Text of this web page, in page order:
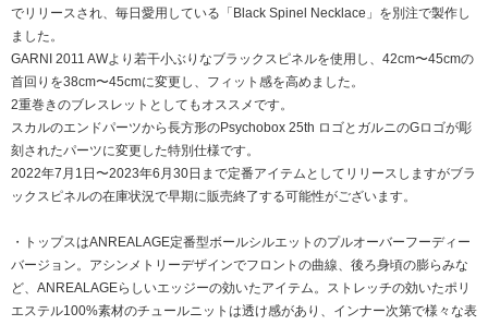
でリリースされ、毎日愛用している「Black Spinel Necklace」を別注で製作し
ました。
GARNI 2011 AWより若干小ぶりなブラックスピネルを使用し、42cm〜45cmの
首回りを38cm〜45cmに変更し、フィット感を高めました。
2重巻きのブレスレットとしてもオススメです。
スカルのエンドパーツから長方形のPsychobox 25th ロゴとガルニのGロゴが彫
刻されたパーツに変更した特別仕様です。
2022年7月1日〜2023年6月30日まで定番アイテムとしてリリースしますがブラ
ックスピネルの在庫状況で早期に販売終了する可能性がございます。
・トップスはANREALAGE定番型ボールシルエットのプルオーバーフーディー
バージョン。アシンメトリーデザインでフロントの曲線、後ろ身頃の膨らみな
ど、ANREALAGEらしいエッジーの効いたアイテム。ストレッチの効いたポリ
エステル100%素材のチュールニットは透け感があり、インナー次第で様々な表